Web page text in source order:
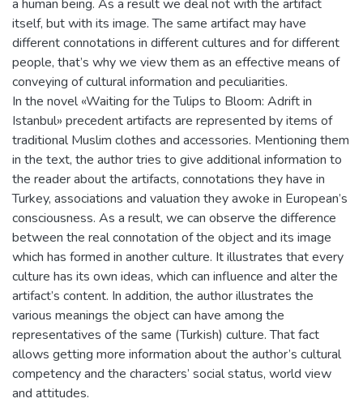
a human being. As a result we deal not with the artifact
itself, but with its image. The same artifact may have
different connotations in different cultures and for different
people, that’s why we view them as an effective means of
conveying of cultural information and peculiarities.
In the novel «Waiting for the Tulips to Bloom: Adrift in
Istanbul» precedent artifacts are represented by items of
traditional Muslim clothes and accessories. Mentioning them
in the text, the author tries to give additional information to
the reader about the artifacts, connotations they have in
Turkey, associations and valuation they awoke in European’s
consciousness. As a result, we can observe the difference
between the real connotation of the object and its image
which has formed in another culture. It illustrates that every
culture has its own ideas, which can influence and alter the
artifact’s content. In addition, the author illustrates the
various meanings the object can have among the
representatives of the same (Turkish) culture. That fact
allows getting more information about the author’s cultural
competency and the characters’ social status, world view
and attitudes.